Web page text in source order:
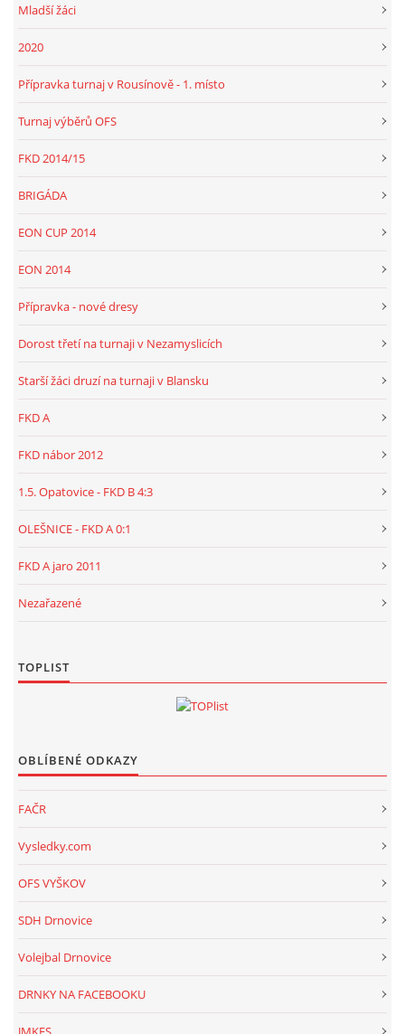
Mladší žáci
2020
Přípravka turnaj v Rousínově - 1. místo
Turnaj výběrů OFS
FKD 2014/15
BRIGÁDA
EON CUP 2014
EON 2014
Přípravka - nové dresy
Dorost třetí na turnaji v Nezamyslicích
Starší žáci druzí na turnaji v Blansku
FKD A
FKD nábor 2012
1.5. Opatovice - FKD B 4:3
OLEŠNICE - FKD A 0:1
FKD A jaro 2011
Nezařazené
TOPLIST
OBLÍBENÉ ODKAZY
FAČR
Vysledky.com
OFS VYŠKOV
SDH Drnovice
Volejbal Drnovice
DRNKY NA FACEBOOKU